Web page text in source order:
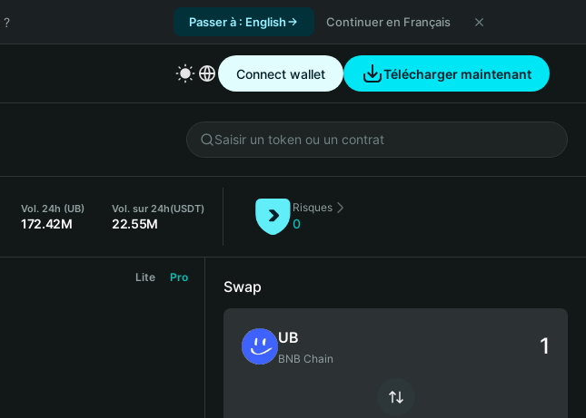
? Passer à : English Continuer en Français
Connect wallet Télécharger maintenant
Vol. 24h (UB)
172.42M
Vol. sur 24h(USDT)
22.55M
Risques
0
Lite Pro
Swap
UB
BNB Chain